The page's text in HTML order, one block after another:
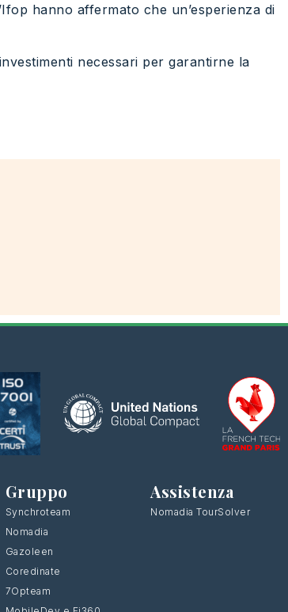
hanno affermato che un’esperienza di
necessari per garantirne la
Gruppo
Synchroteam
Nomadia
Gazoleen
Coredinate
7Opteam
Assistenza
Nomadia TourSolver